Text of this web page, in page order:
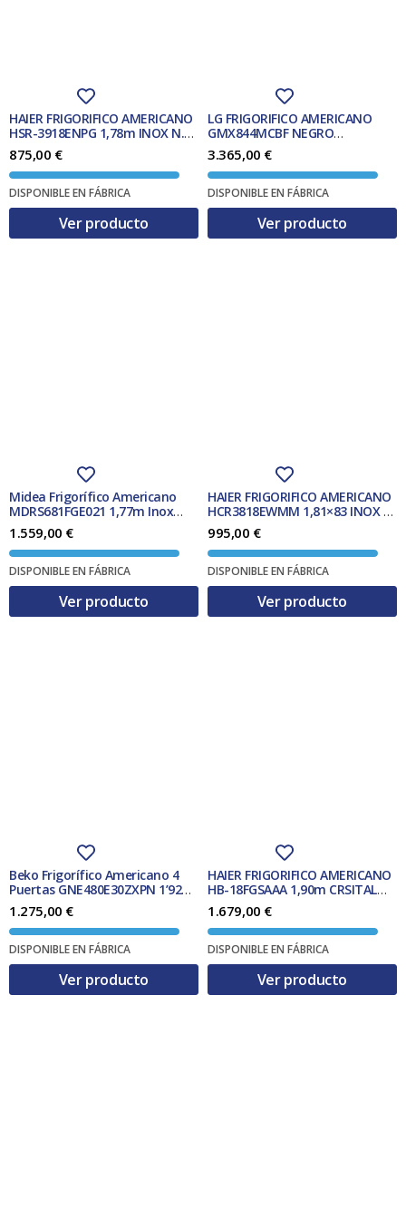
HAIER FRIGORIFICO AMERICANO
HSR-3918ENPG 1,78m INOX N.F.
CLASE E
875,00 €
DISPONIBLE EN FÁBRICA
Ver producto
LG FRIGORIFICO AMERICANO
GMX844MCBF NEGRO
DISPENSADOR F
3.365,00 €
DISPONIBLE EN FÁBRICA
Ver producto
Midea Frigorífico Americano
MDRS681FGE021 1,77m Inox
NoFrost Dispensador Clase E
1.559,00 €
DISPONIBLE EN FÁBRICA
Ver producto
HAIER FRIGORIFICO AMERICANO
HCR3818EWMM 1,81×83 INOX 4P
NF DISPENSADOR CLASE E
995,00 €
DISPONIBLE EN FÁBRICA
Ver producto
Beko Frigorífico Americano 4
Puertas GNE480E30ZXPN 1’92m
Inox NoFrost Clase F
1.275,00 €
DISPONIBLE EN FÁBRICA
Ver producto
HAIER FRIGORIFICO AMERICANO
HB-18FGSAAA 1,90m CRSITAL
INOX N.F. CLASE E
1.679,00 €
DISPONIBLE EN FÁBRICA
Ver producto